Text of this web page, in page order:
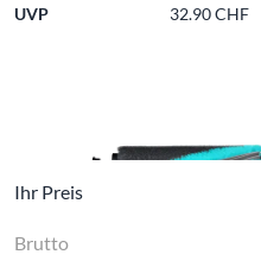
UVP
32.90 CHF
Ihr Preis
Brutto